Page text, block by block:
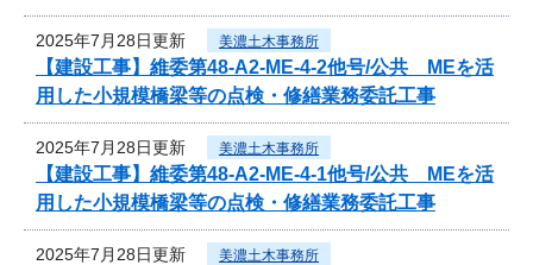
2025年7月28日更新 美濃土木事務所
【建設工事】維委第48-A2-ME-4-2他号/公共 MEを活
用した小規模橋梁等の点検・修繕業務委託工事
2025年7月28日更新 美濃土木事務所
【建設工事】維委第48-A2-ME-4-1他号/公共 MEを活
用した小規模橋梁等の点検・修繕業務委託工事
2025年7月28日更新 美濃土木事務所